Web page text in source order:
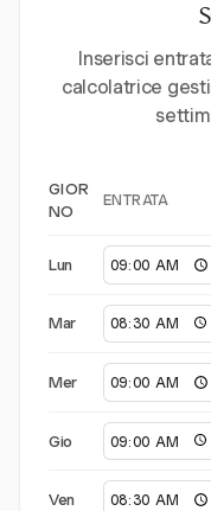
Inserisci
calcolatrice
GIOR
NO
ENTRATA
Lun
Mar
Mer
Gio
Ven